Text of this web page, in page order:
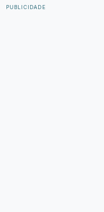
PUBLICIDADE